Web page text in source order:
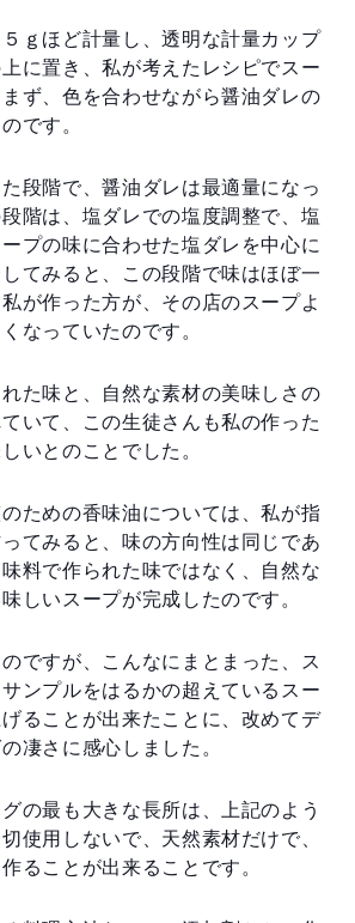
ｇほど計量し、透明な計量カップ
に置き、私が考えたレシピでスー
ず、色を合わせながら醤油ダレの
です。
段階で、醤油ダレは最適量になっ
階は、塩ダレでの塩度調整で、塩
プの味に合わせた塩ダレを中心に
てみると、この段階で味はほぼ一
が作った方が、その店のスープよ
なっていたのです。
た味と、自然な素材の美味しさの
いて、この生徒さんも私の作った
いとのことでした。
ための香味油については、私が指
てみると、味の方向性は同じであ
料で作られた味ではなく、自然な
しいスープが完成したのです。
ですが、こんなにまとまった、ス
ンプルをはるかの超えているスー
ることが出来たことに、改めてデ
凄さに感心しました。
の最も大きな長所は、上記のよう
使用しないで、天然素材だけで、
ることが出来ることです。